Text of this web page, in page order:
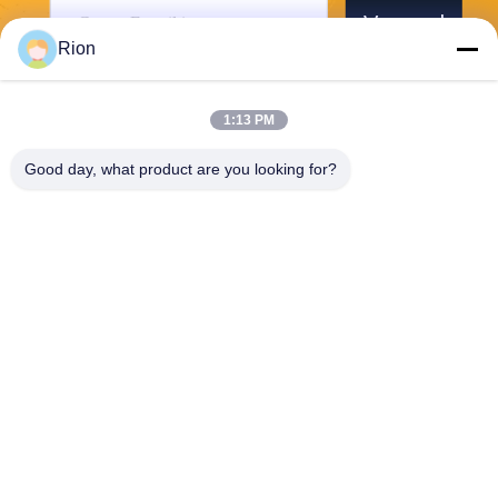
Verzend
Rion
1:13 PM
Good day, what product are you looking for?